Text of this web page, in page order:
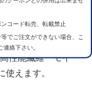
コード転売、転載禁止
でご注文ができない場合、
こ
連絡下さい。
性能繊維「モイ
えます。